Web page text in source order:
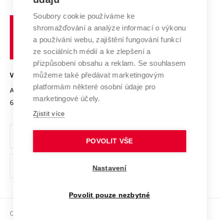
Systém zajišťování kvality výzkumu
Výzkumné infrastruktury
Transfer znalostí
Open Science
Projekty
Projekty ze strukturálních fondů
Specifický výzkum
Spolupráce se školami
Služby univerzity
Mezinárodní dohody
Univerzitní sítě
Profil univerzity
Udržitelná univerzita
Podnikavá univerzita / ContriBUTe
Bezpečná univerzita
Vyznamenání
Organizační struktura
Ochrana osobních údajů
odkaz)
Sociální bezpečí
učení
technické
VYSOKÉ UČENÍ TECHNICKÉ V BRNĚ
Antonínská 548/1
602 00 Brno
www.vut.cz
vut@vutbr.cz
Copyright © 2026 VUT
Soubory cookie používáme ke
shromažďování a analýze informací o výkonu
a používání webu, zajištění fungování funkcí
ze sociálních médií a ke zlepšení a
přizpůsobení obsahu a reklam. Se souhlasem
můžeme také předávat marketingovým
platformám některé osobní údaje pro
marketingové účely.
Zjistit více
POVOLIT VŠE
Nastavení
Povolit pouze nezbytné